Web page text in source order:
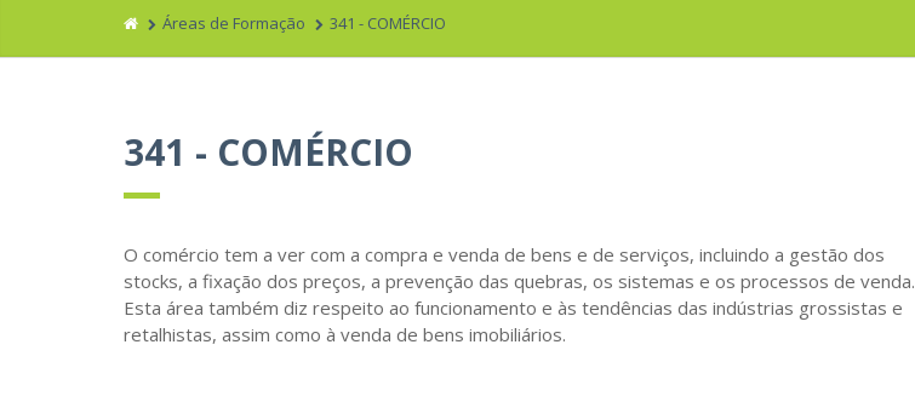
Áreas de Formação 341 - COMÉRCIO
341 - COMÉRCIO
O comércio tem a ver com a compra e venda de bens e de serviços, incluindo a gestão dos
stocks, a fixação dos preços, a prevenção das quebras, os sistemas e os processos de venda.
Esta área também diz respeito ao funcionamento e às tendências das indústrias grossistas e
retalhistas, assim como à venda de bens imobiliários.